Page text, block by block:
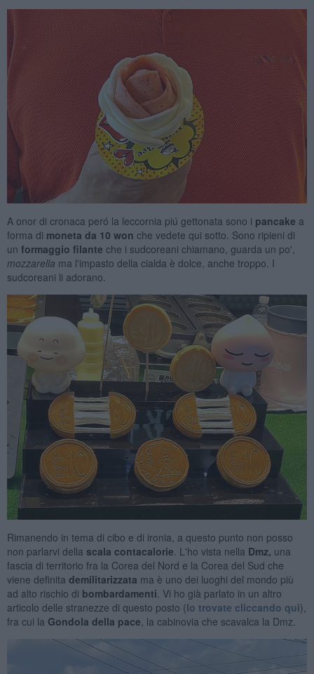
A onor di cronaca peró la leccornia piú gettonata sono i pancake a
forma di moneta da 10 won che vedete qui sotto. Sono ripieni di
un formaggio filante che i sudcoreani chiamano, guarda un po',
mozzarella ma l'impasto della cialda è dolce, anche troppo. I
sudcoreani li adorano.
Rimanendo in tema di cibo e di ironia, a questo punto non posso
non parlarvi della scala contacalorie . L'ho vista nella Dmz, una
fascia di territorio fra la Corea del Nord e la Corea del Sud che
viene definita demilitarizzata ma è uno dei luoghi del mondo più
ad alto rischio di bombardamenti . Vi ho già parlato in un altro
articolo delle stranezze di questo posto (lo trovate cliccando qui),
fra cui la Gondola della pace , la cabinovia che scavalca la Dmz.